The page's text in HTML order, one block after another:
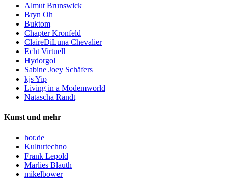
Almut Brunswick
Bryn Oh
Buktom
Chapter Kronfeld
ClaireDiLuna Chevalier
Echt Virtuell
Hydorgol
Sabine Joey Schäfers
kjs Yip
Living in a Modemworld
Natascha Randt
Kunst und mehr
hor.de
Kulturtechno
Frank Lepold
Marlies Blauth
mikelbower